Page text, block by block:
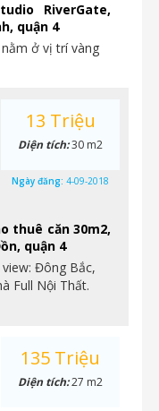
RiverGate,
quận 4
ở vị trí vàng
thuê căn 30m2,
quận 4
Đông Bắc,
Full Nội Thất.
13 Triệu
Diện tích:30 m2
Ngày đăng: 4-09-2018
135 Triệu
Diện tích:27 m2